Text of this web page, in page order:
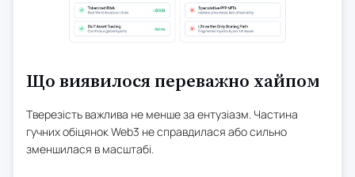
Що виявилося переважно хайпом
Тверезість важлива не менше за ентузіазм. Частина
гучних обіцянок Web3 не справдилася або сильно
зменшилася в масштабі.